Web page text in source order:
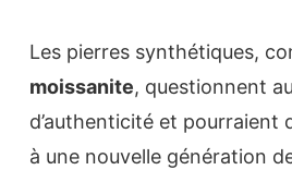
Les pierres synthétiques,
moissanite, questionnent
d’authenticité et pourraient
à une nouvelle génération